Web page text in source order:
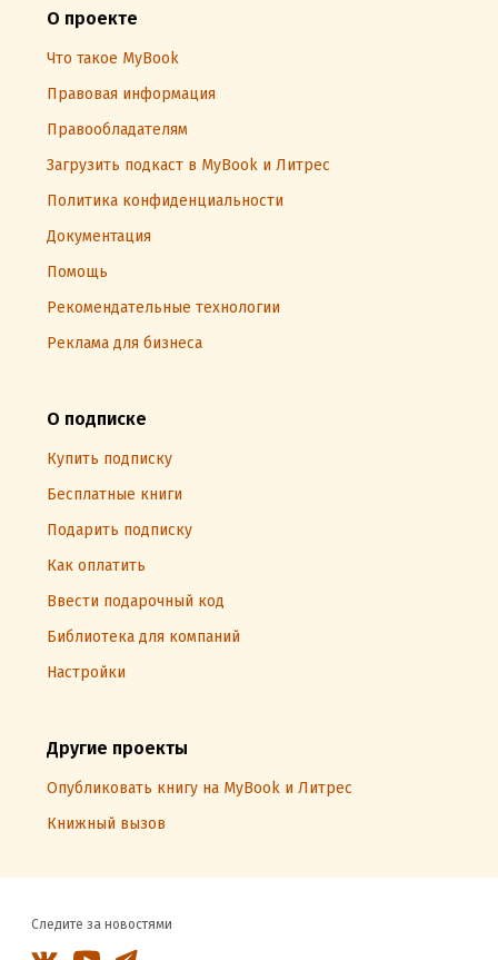
О проекте
Что такое MyBook
Правовая информация
Правообладателям
Загрузить подкаст в MyBook и Литрес
Политика конфиденциальности
Документация
Помощь
Рекомендательные технологии
Реклама для бизнеса
О подписке
Купить подписку
Бесплатные книги
Подарить подписку
Как оплатить
Ввести подарочный код
Библиотека для компаний
Настройки
Другие проекты
Опубликовать книгу на MyBook и Литрес
Книжный вызов
Следите за новостями